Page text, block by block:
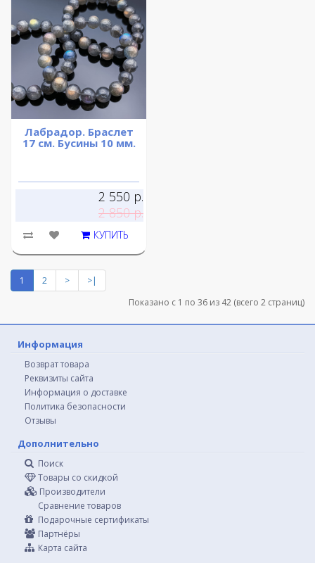
Лабрадор. Браслет
17 см. Бусины 10 мм.
2 550 р.
2 850 р.
КУПИТЬ
1 2 >
>|
Показано с 1 по 36 из 42 (всего 2 страниц)
Информация
Возврат товара
Реквизиты сайта
Информация о доставке
Политика безопасности
Отзывы
Дополнительно
Поиск
Товары со скидкой
Производители
Сравнение товаров
Подарочные сертификаты
Партнёры
Карта сайта